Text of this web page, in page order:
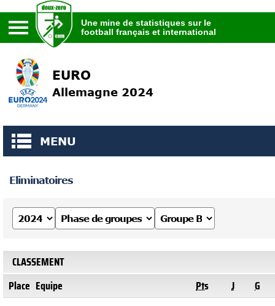
football français et international
Une mine de statistiques sur le
football français et international
EURO
Allemagne 2024
MENU
Eliminatoires
CLASSEMENT
Place Equipe Pts J
G